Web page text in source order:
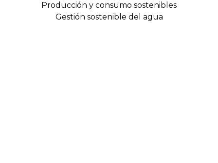
Producción y consumo sostenibles
Gestión sostenible del agua